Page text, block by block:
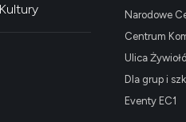
Narodowe
Centrum
Ulica
Dla grup i
Eventy EC1